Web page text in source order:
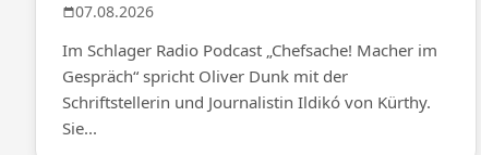
07.08.2026
Im Schlager Radio Podcast „Chefsache! Macher im
Gespräch“ spricht Oliver Dunk mit der
Schriftstellerin und Journalistin Ildikó von Kürthy.
Sie...